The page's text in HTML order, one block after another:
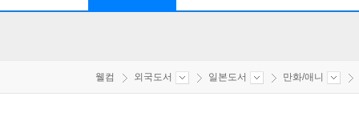
웰컴 외국도서 일본도서 만화/애니